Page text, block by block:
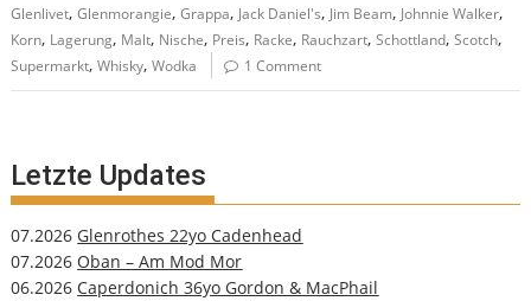
Glenlivet,Glenmorangie,Grappa, Jack Daniel's, Jim Beam, Johnnie Walker,
Korn, Lagerung, Malt, Nische, Preis, Racke, Rauchzart,Schottland,Scotch,
Supermarkt,Whisky,Wodka 1 Comment
Letzte Updates
07.2026 Glenrothes 22yo Cadenhead
07.2026 Oban – Am Mod Mor
06.2026 Caperdonich 36yo Gordon & MacPhail